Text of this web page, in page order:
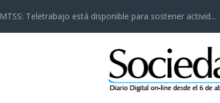
MTSS: Teletrabajo está disponible para sostener activid...